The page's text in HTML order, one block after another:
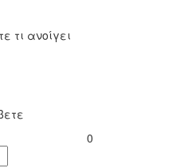
τι ανοίγει
0